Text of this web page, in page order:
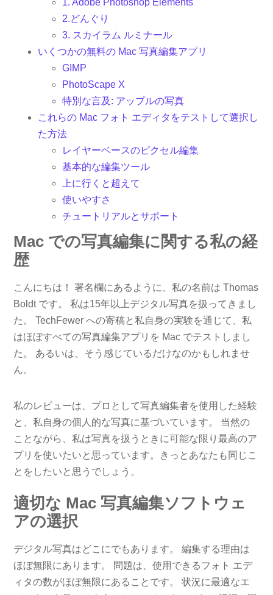
1. Adob​​e Photoshop Elements
2.どんぐり
3. スカイラム ルミナール
いくつかの無料の Mac 写真編集アプリ
GIMP
PhotoScape X
特別な言及: アップルの写真
これらの Mac フォト エディタをテストして選択し
た方法
レイヤーベースのピクセル編集
基本的な編集ツール
上に行くと超えて
使いやすさ
チュートリアルとサポート
Mac での写真編集に関する私の経
歴
こんにちは！ 署名欄にあるように、私の名前は Thomas
Boldt です。 私は15年以上デジタル写真を扱ってきまし
た。 TechFewer への寄稿と私自身の実験を通じて、私
はほぼすべての写真編集アプリを Mac でテストしまし
た。 あるいは、そう感じているだけなのかもしれませ
ん。
私のレビューは、プロとして写真編集者を使用した経験
と、私自身の個人的な写真に基づいています。 当然の
ことながら、私は写真を扱うときに可能な限り最高のア
プリを使いたいと思っています。きっとあなたも同じこ
とをしたいと思うでしょう。
適切な Mac 写真編集ソフトウェ
アの選択
デジタル写真はどこにでもあります。 編集する理由は
ほぼ無限にあります。 問題は、使用できるフォト エデ
ィタの数がほぼ無限にあることです。 状況に最適なエ